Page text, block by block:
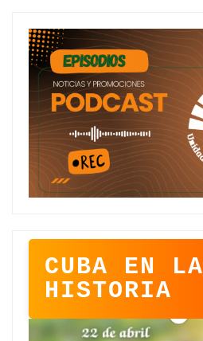
CUBA EN LA
HISTORIA